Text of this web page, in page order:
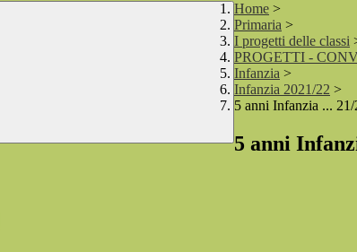
Home >
Primaria >
I progetti delle classi
PROGETTI -
Infanzia >
Infanzia 2021/22 >
5 anni Infanzia ... 21/
5 anni